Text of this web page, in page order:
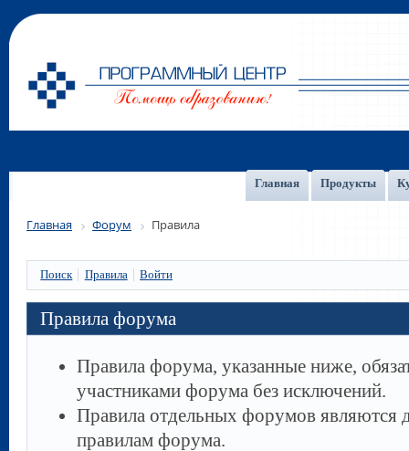
Главная Продукты
Главная Форум Правила
Поиск Правила Войти
Правила форума
Правила форума, указанные ниже,
участниками форума без исключений.
Правила отдельных форумов
правилам форума.